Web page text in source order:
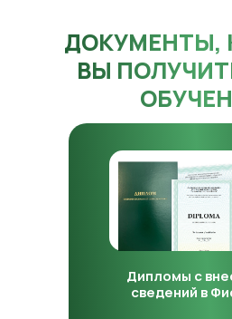
Дипломы с
сведений в
ДОКУМЕНТЫ,
ВЫ